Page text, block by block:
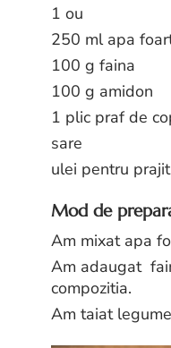
1 ou
250 ml apa
100 g faina
100 g amidon
1 plic praf de
sare
ulei pentru prajit
Mod de
Am mixat apa
Am adaugat
compozitia.
Am taiat